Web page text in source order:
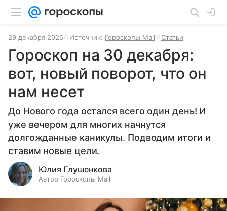
29 декабря 2025 Источник: Гороскопы Mail Статьи
Гороскоп на 30 декабря:
вот, новый поворот, что он
нам несет
До Нового года остался всего один день! И
уже вечером для многих начнутся
долгожданные каникулы. Подводим итоги и
ставим новые цели.
Юлия Глушенкова
Автор Гороскопы Mail